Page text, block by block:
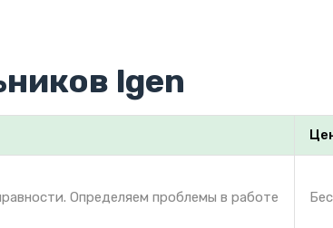
lgen
Определяем проблемы в работе